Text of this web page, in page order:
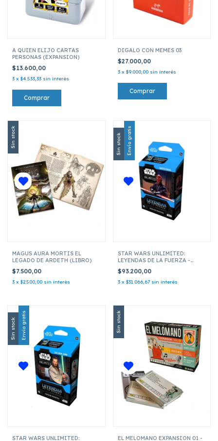
A QUIEN ELIJO CARTAS
PERSONAS (EXPANSION)
$13.600,00
3 x $4.533,33 sin interés
DIGALO CON MEMES 03
$27.000,00
3 x $9.000,00 sin interés
Sin stock
MAGUS AURA MORTIS EL
LEGADO DE ARDETH (LIBRO)
$7.500,00
3 x $2.500,00 sin interés
Sin stock Envío gratis
STAR WARS UNLIMITED:
LEYENDAS DE LA FUERZA -
MAUL
$93.200,00
3 x $31.066,67 sin interés
Sin stock Envío gratis
STAR WARS UNLIMITED:
Sin stock
EL MELOMANO EXPANSION 01 -